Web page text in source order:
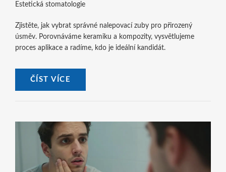
Estetická stomatologie
Zjistěte, jak vybrat správné nalepovací zuby pro přirozený
úsměv. Porovnáváme keramiku a kompozity, vysvětlujeme
proces aplikace a radíme, kdo je ideální kandidát.
ČÍST VÍCE